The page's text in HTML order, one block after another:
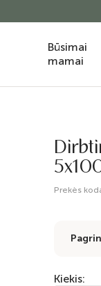
Būsimai
mamai
Prekės
Kiekis: